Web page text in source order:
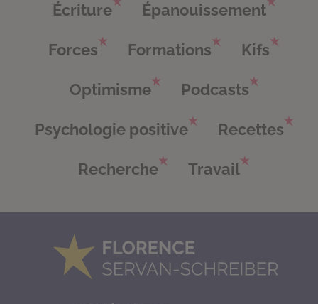
Écriture Épanouissement
Forces Formations Kifs
Optimisme Podcasts
Psychologie positive Recettes
Recherche Travail